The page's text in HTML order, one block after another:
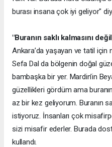
burası insana çok iyi geliyor"
"Buranın saklı kalmasını
Ankara’da yaşayan ve tatil için
Sefa Dal da bölgenin doğal
bambaşka bir yer. Mardin’in
güzellikleri gördüm ama
az bir kez geliyorum. Buranın
istiyoruz. İnsanları çok
sizi misafir ederler. Burada
kullandı.